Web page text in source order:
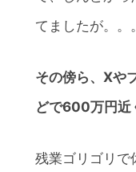
てましたが。。。
その傍ら、Xや
どで600万円近
残業ゴリゴリで